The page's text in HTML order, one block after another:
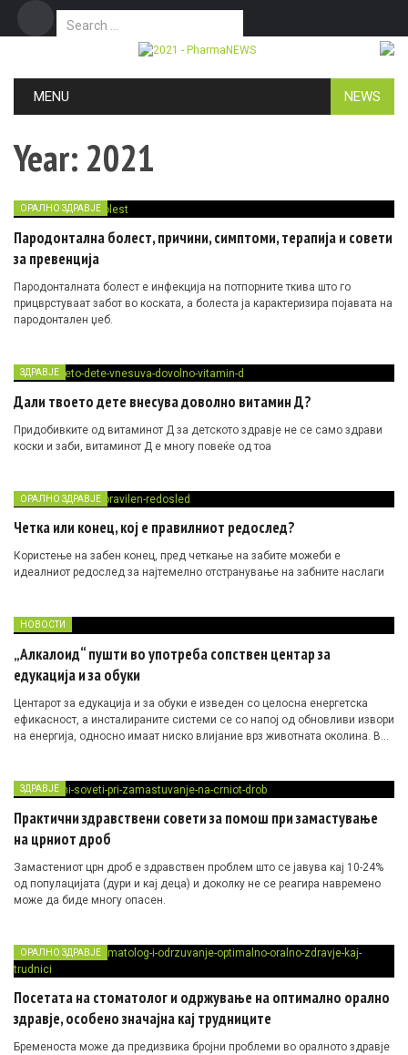
Search for:
MENU NEWS
Year: 2021
ОРАЛНО ЗДРАВЈЕ
Пародонтална болест, причини, симптоми, терапија и совети
за превенција
Пародонталната болест е инфекција на потпорните ткива што го
прицврстуваат забот во коската, а болеста ја карактеризира појавата на
пародонтален џеб.
ЗДРАВЈЕ
Дали твоето дете внесува доволно витамин Д?
Придобивките од витаминот Д за детското здравје не се само здрави
коски и заби, витаминот Д е многу повеќе од тоа
ОРАЛНО ЗДРАВЈЕ
Четка или конец, кој е правилниот редослед?
Користење на забен конец, пред четкање на забите можеби е
идеалниот редослед за најтемелно отстранување на забните наслаги
НОВОСТИ
„Алкалоид“ пушти во употреба сопствен центар за
едукација и за обуки
Центарот за едукација и за обуки е изведен со целосна енергетска
ефикасност, а инсталираните системи се со напој од обновливи извори
на енергија, односно имаат ниско влијание врз животната околина. Во
посебни простории за прецизни ваги и за ултразвучни бањи, две
предавални и други помошни простории, со кои се обезбедува
технолошка целина за нормално работење на околу 50 кадри.
ЗДРАВЈЕ
Практични здравствени совети за помош при замастување
на црниот дроб
Замастениот црн дроб е здравствен проблем што се јавува кај 10-24%
од популацијата (дури и кај деца) и доколку не се реагира навремено
може да биде многу опасен.
ОРАЛНО ЗДРАВЈЕ
Посетата на стоматолог и одржување на оптимално орално
здравје, особено значајна кај трудниците
Бременоста може да предизвика бројни проблеми во оралното здравје